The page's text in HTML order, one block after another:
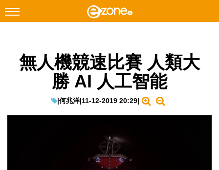
Facebook Instagram
遊戲動漫
無人機競速比賽 人類大
勝 AI 人工智能
|何兆洋|11-12-2019 20:29|